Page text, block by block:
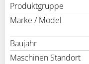
Produktgruppe
Marke / Model
Baujahr
Maschinen Standort